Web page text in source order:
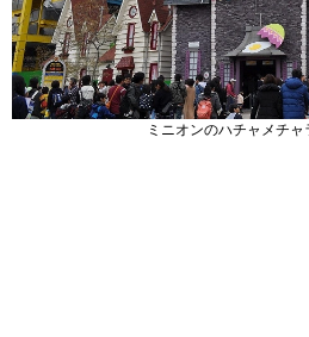
ミニオンのハチャメチ